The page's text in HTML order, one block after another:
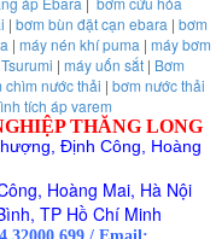
| bơm bùn đặt cạn ebara | bơm
| máy nén khí puma| máy bơm
| máy uốn sắt| Bơm
chìm nước thải | bơm nước thải
tích áp varem
THĂNG LONG
Định Công, Hoàng
Hoàng Mai, Hà Nội
TP Hồ Chí Minh